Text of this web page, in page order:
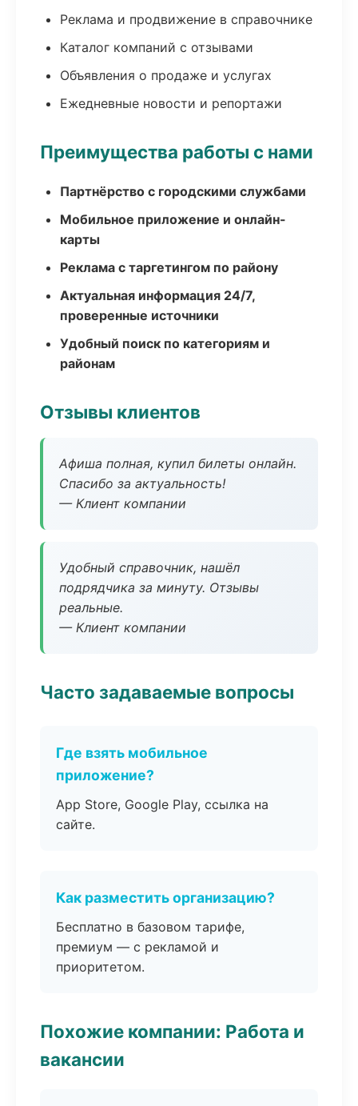
Реклама и продвижение в справочнике
Каталог компаний с отзывами
Объявления о продаже и услугах
Ежедневные новости и репортажи
Преимущества работы с нами
Партнёрство с городскими службами
Мобильное приложение и онлайн-
карты
Реклама с таргетингом по району
Актуальная информация 24/7,
проверенные источники
Удобный поиск по категориям и
районам
Отзывы клиентов
Афиша полная, купил билеты онлайн.
Спасибо за актуальность!
— Клиент компании
Удобный справочник, нашёл
подрядчика за минуту. Отзывы
реальные.
— Клиент компании
Часто задаваемые вопросы
Где взять мобильное
приложение?
App Store, Google Play, ссылка на
сайте.
Как разместить организацию?
Бесплатно в базовом тарифе,
премиум — с рекламой и
приоритетом.
Похожие компании: Работа и
вакансии